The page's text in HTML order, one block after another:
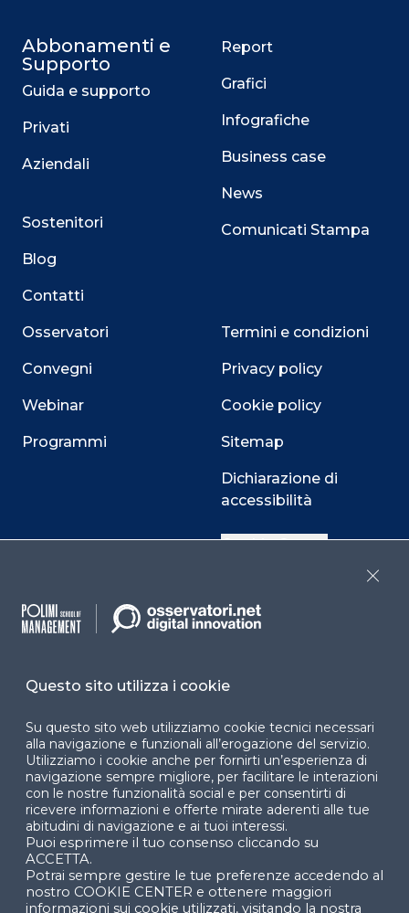
Abbonamenti e
Supporto
Guida e supporto
Privati
Aziendali
Sostenitori
Blog
Contatti
Osservatori
Convegni
Webinar
Programmi
Report
Grafici
Infografiche
Business case
News
Comunicati Stampa
Termini e condizioni
Privacy policy
Cookie policy
Sitemap
Dichiarazione di
accessibilità
Cookie Center
Facebook LinkedIn
© 2024 Copyright © Politecnico di Milano Dipartimento
di Ingegneria Gestionale
Questo sito utilizza i cookie
Su questo sito web utilizziamo cookie tecnici necessari
alla navigazione e funzionali all’erogazione del servizio.
Utilizziamo i cookie anche per fornirti un’esperienza di
navigazione sempre migliore, per facilitare le interazioni
con le nostre funzionalità social e per consentirti di
ricevere informazioni e offerte mirate aderenti alle tue
abitudini di navigazione e ai tuoi interessi.
Puoi esprimere il tuo consenso cliccando su
ACCETTA.
Potrai sempre gestire le tue preferenze accedendo al
nostro COOKIE CENTER e ottenere maggiori
informazioni sui cookie utilizzati, visitando la nostra